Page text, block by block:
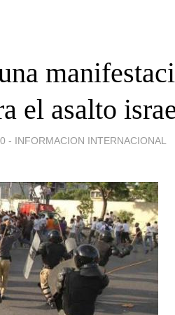
el asalto
- INFORMACION INTERNACIONAL